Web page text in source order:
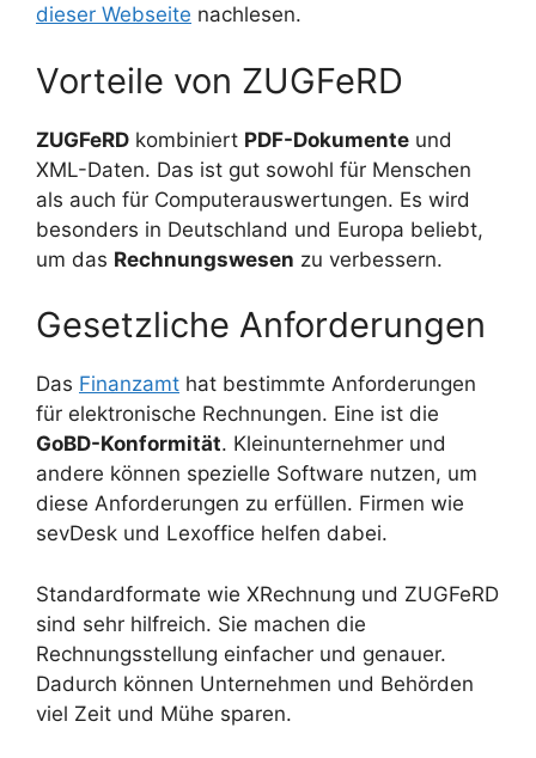
dieser Webseite nachlesen.
Vorteile von ZUGFeRD
ZUGFeRD kombiniert PDF-Dokumente und
XML-Daten. Das ist gut sowohl für Menschen
als auch für Computerauswertungen. Es wird
besonders in Deutschland und Europa beliebt,
um das Rechnungswesen zu verbessern.
Gesetzliche Anforderungen
Das Finanzamt hat bestimmte Anforderungen
für elektronische Rechnungen. Eine ist die
GoBD-Konformität. Kleinunternehmer und
andere können spezielle Software nutzen, um
diese Anforderungen zu erfüllen. Firmen wie
sevDesk und Lexoffice helfen dabei.
Standardformate wie XRechnung und ZUGFeRD
sind sehr hilfreich. Sie machen die
Rechnungsstellung einfacher und genauer.
Dadurch können Unternehmen und Behörden
viel Zeit und Mühe sparen.